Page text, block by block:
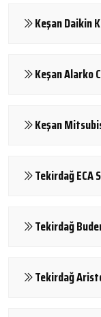
Keşan Daikin
Keşan Alarko
Keşan
Tekirdağ ECA
Tekirdağ
Tekirdağ